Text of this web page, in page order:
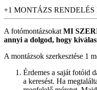
+1 MONTÁZS RENDELÉS
A fotómontázsokat MI
annyi a dolgod, hogy
A montázsok szerkesztése 1
Érdemes a saját fotóid
a keresést. Ha